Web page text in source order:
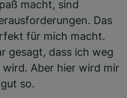
macht, sind
Das
für mich macht.
gesagt, dass ich weg
Aber hier wird mir
so.